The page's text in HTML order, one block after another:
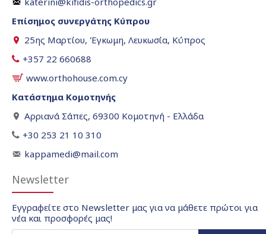
Επίσημος συνεργάτης Κύπρου
25ης Μαρτίου, Έγκωμη, Λευκωσία, Κύπρος
+357 22 660688
www.orthohouse.com.cy
Κατάστημα Κομοτηνής
Αρριανά Σάπες, 69300 Κομοτηνή - Ελλάδα
+30 253 21 10 310
kappamedi@mail.com
Newsletter
Εγγραφείτε στο Newsletter μας για να μάθετε πρώτοι για
νέα και προσφορές μας!